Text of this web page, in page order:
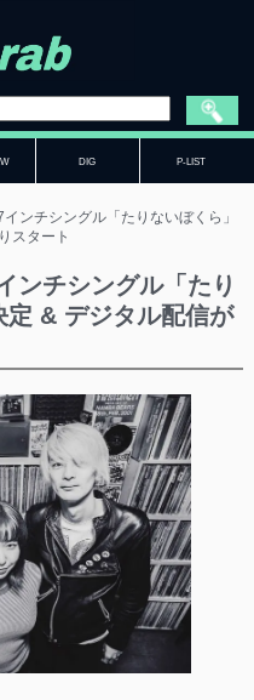
DIG P-LIST
ンチシングル「たりないぼくら」
スタート
ンチシングル「たり
定 & デジタル配信が